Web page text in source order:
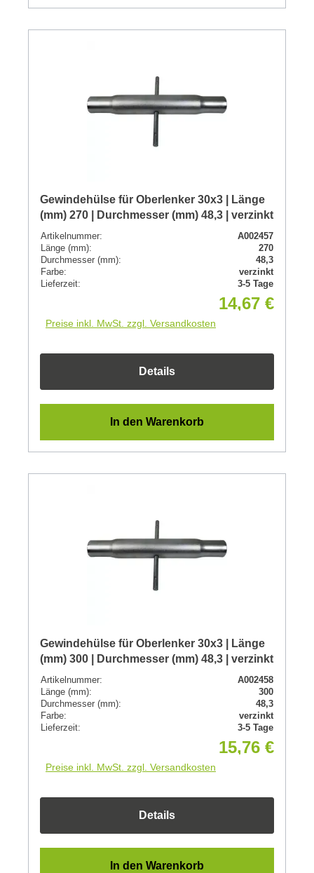
Gewindehülse für Oberlenker 30x3 | Länge
(mm) 270 | Durchmesser (mm) 48,3 | verzinkt
Artikelnummer:
A002457
Länge (mm):
270
Durchmesser (mm):
48,3
Farbe:
verzinkt
Lieferzeit:
3-5 Tage
14,67 €
Preise inkl. MwSt. zzgl. Versandkosten
Details
In den Warenkorb
Gewindehülse für Oberlenker 30x3 | Länge
(mm) 300 | Durchmesser (mm) 48,3 | verzinkt
Artikelnummer:
A002458
Länge (mm):
300
Durchmesser (mm):
48,3
Farbe:
verzinkt
Lieferzeit:
3-5 Tage
15,76 €
Preise inkl. MwSt. zzgl. Versandkosten
Details
In den Warenkorb